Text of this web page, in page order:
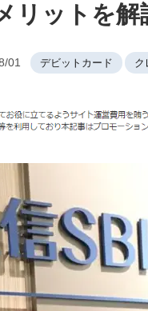
リットを解
01 デビットカード ク